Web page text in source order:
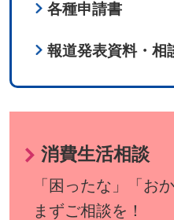
各種申請書
報道発表資料・相
消費生活相談
「困ったな」「お
まずご相談を！